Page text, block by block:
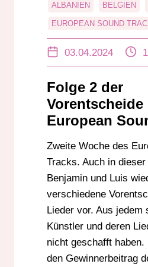
ALBANIEN BELGIEN
EUROPEAN SOUND
MUSIK
03.04.2024
Folge 2 der
Vorentscheide
European
Zweite Woche des
Tracks. Auch in
Benjamin und Luis
verschiedene
Lieder vor. Aus jedem
Künstler und deren
nicht geschafft
den Gewinnerbeitrag